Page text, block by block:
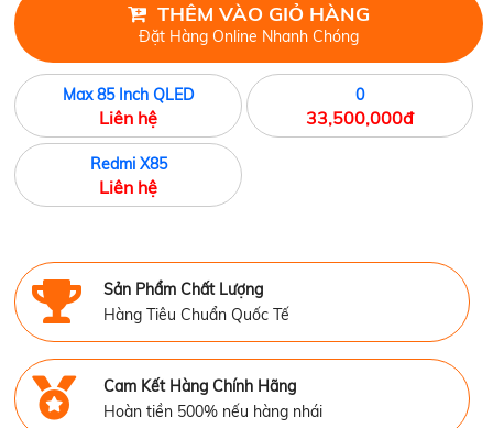
THÊM VÀO GIỎ HÀNG
Đặt Hàng Online Nhanh Chóng
Max 85 Inch QLED
Liên hệ
0
33,500,000đ
Redmi X85
Liên hệ
Sản Phẩm Chất Lượng
Hàng Tiêu Chuẩn Quốc Tế
Cam Kết Hàng Chính Hãng
Hoàn tiền 500% nếu hàng nhái